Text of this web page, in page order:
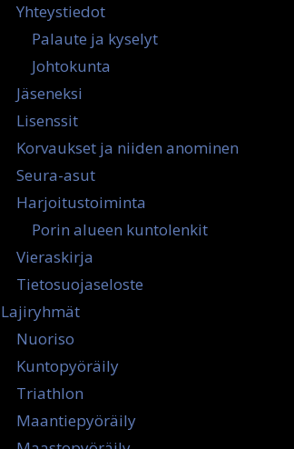
Yhteystiedot
Palaute ja kyselyt
Johtokunta
Jäseneksi
Lisenssit
Korvaukset ja niiden anominen
Seura-asut
Harjoitustoiminta
Porin alueen kuntolenkit
Vieraskirja
Tietosuojaseloste
Lajiryhmät
Nuoriso
Kuntopyöräily
Triathlon
Maantiepyöräily